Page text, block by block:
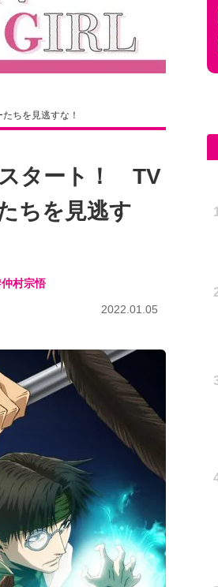
ちを見逃すな！
スタート！ TV
ちを見逃す
村宗悟
2022.01.05